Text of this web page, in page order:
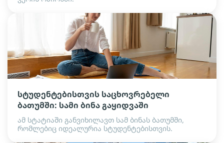
სტუდენტებისთვის საცხოვრებელი
ბათუმში: სამი ბინა გაყიდვაში
ამ სტატიაში განვიხილავთ სამ ბინას ბათუმში,
რომლებიც იდეალურია სტუდენტებისთვის.